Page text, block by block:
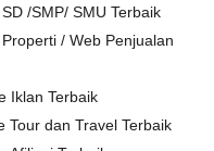
/SMP/ SMU Terbaik
/ Web Penjualan
Iklan Terbaik
Tour dan Travel Terbaik